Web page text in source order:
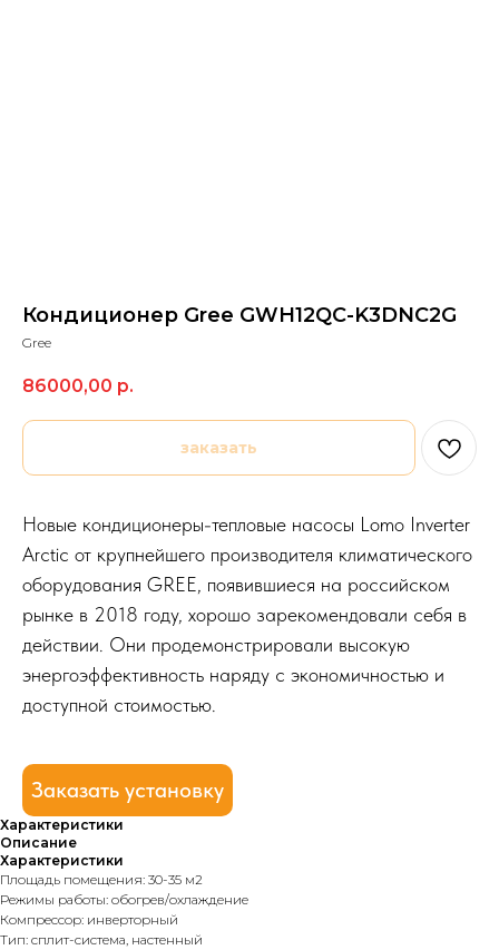
Кондиционер Gree GWH12QC-K3DNC2G
Gree
86000,00 р.
заказать
Новые кондиционеры-тепловые насосы Lomo Inverter
Arctic от крупнейшего производителя климатического
оборудования GREE, появившиеся на российском
рынке в 2018 году, хорошо зарекомендовали себя в
действии. Они продемонстрировали высокую
энергоэффективность наряду с экономичностью и
доступной стоимостью.
Заказать установку
Характеристики
Описание
Характеристики
Площадь помещения: 30-35 м2
Режимы работы: обогрев/охлаждение
Компрессор: инверторный
Тип: сплит-система, настенный